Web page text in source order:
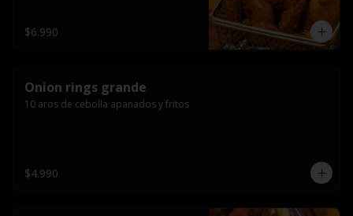
$6.990
Onion rings grande
10 aros de cebolla apanados y fritos
$4.990